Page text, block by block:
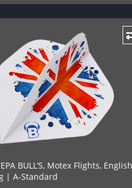
BULL’S, Motex Flights, English
| A-Standard